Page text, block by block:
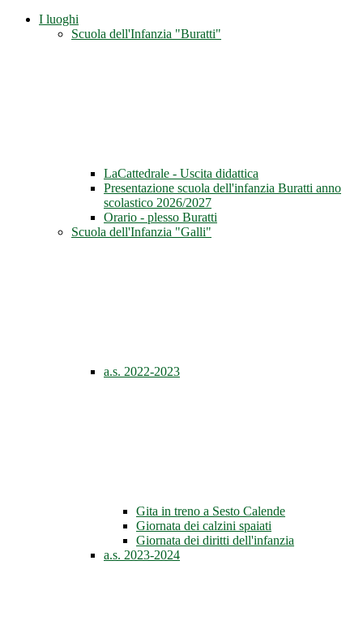
I luoghi
Scuola dell'Infanzia "Buratti"
LaCattedrale - Uscita didattica
Presentazione scuola dell'infanzia Buratti anno
scolastico 2026/2027
Orario - plesso Buratti
Scuola dell'Infanzia "Galli"
a.s. 2022-2023
Gita in treno a Sesto Calende
Giornata dei calzini spaiati
Giornata dei diritti dell'infanzia
a.s. 2023-2024